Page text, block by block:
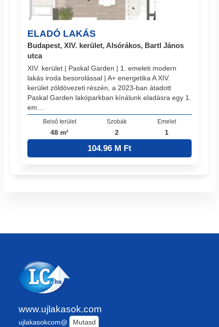
ELADÓ LAKÁS
Budapest, XIV. kerület, Alsórákos, Bartl János
utca
XIV. kerület | Paskal Garden | 1. emeleti modern
lakás iroda besorolással | A+ energetika A XIV.
kerület zöldövezeti részén, a 2023-ban átadott
Paskal Garden lakóparkban kínálunk eladásra egy 1.
em...
Belső terület
48 m²
Szobák
2
Emelet
1
104.96 M Ft
www.ujlakasok.com
ujlakasokcom@
Mutasd